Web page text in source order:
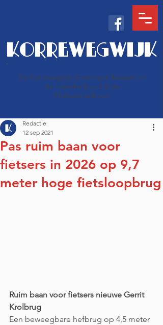
KORREWEGWIJK
De Korrewegwijk Groningen bestaat uit
de Indische buurt & de
Professorenbuurt
Pas ruim baan voor
fietsers in 2026 op 9,7
meter hoge fietsloopbrug
Redactie
12 sep 2021
Ruim baan voor fietsers nieuwe Gerrit
Krolbrug
Een beweegbare hefbrug op 4,5 meter